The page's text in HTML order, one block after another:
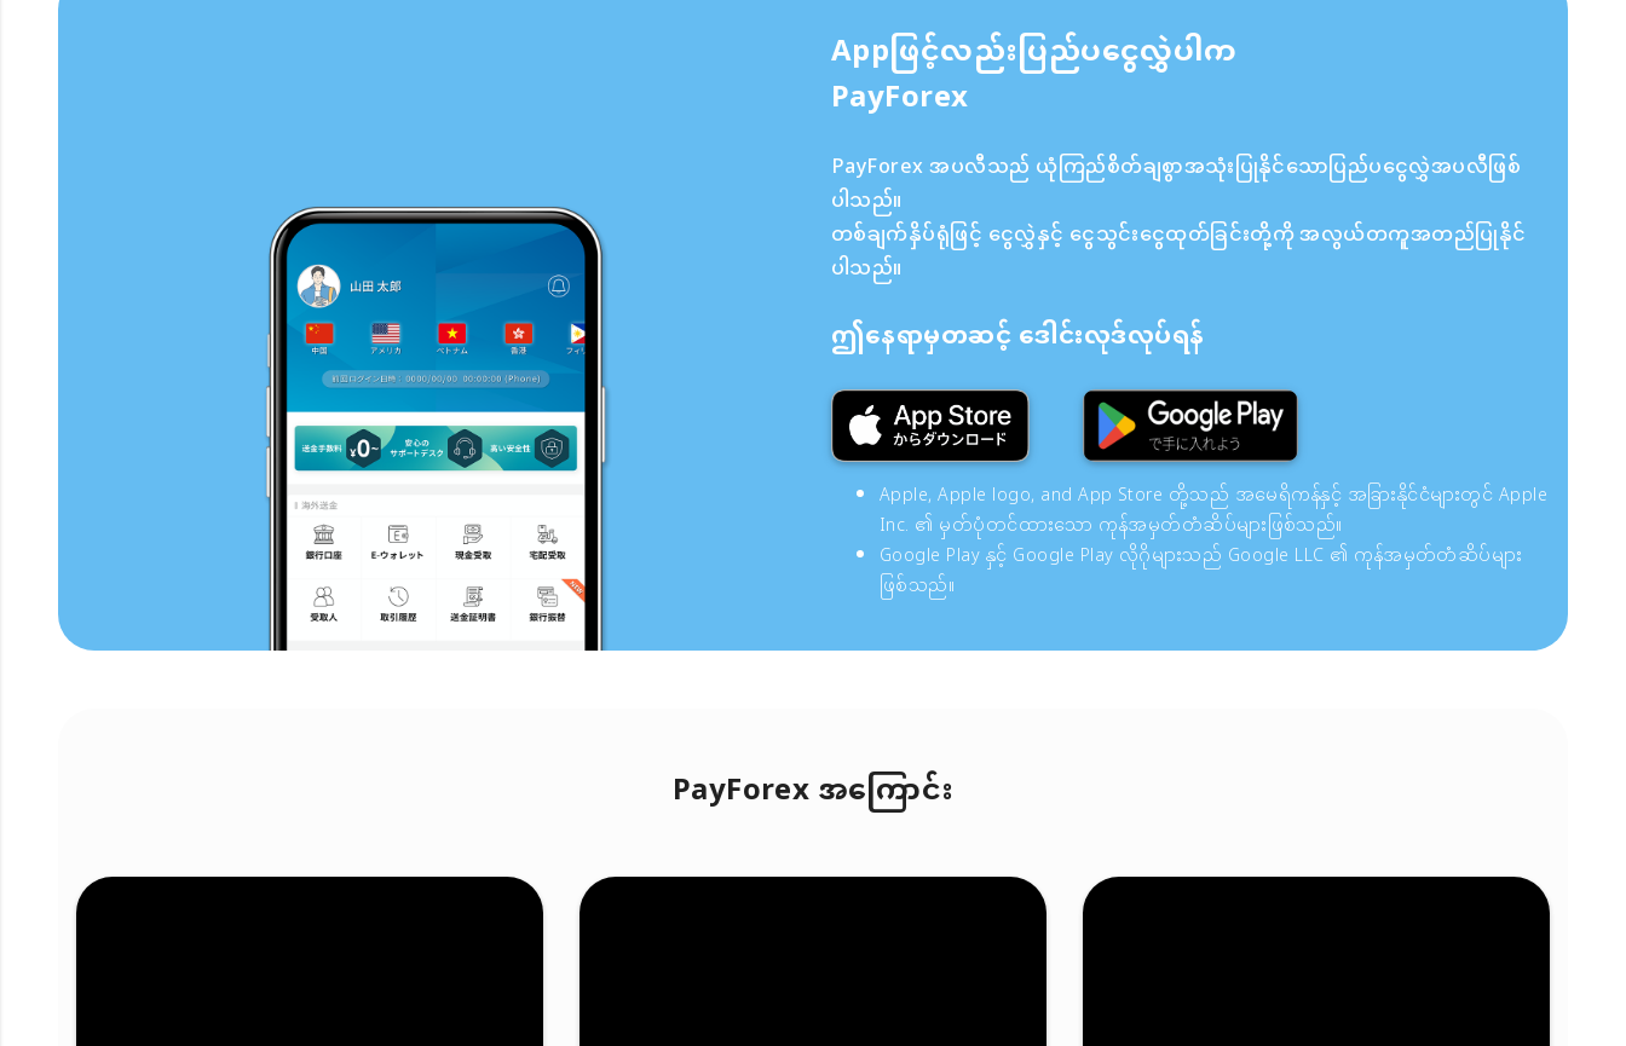
Appဖြင့်လည်းပြည်ပငွေလွှဲပါက
PayForex
PayForex အပလီသည် ယုံကြည်စိတ်ချစွာအသုံးပြုနိုင်သောပြည်ပငွေလွှဲအပလီဖြစ်
ပါသည်။
တစ်ချက်နှိပ်ရုံဖြင့် ငွေလွှဲနှင့် ငွေသွင်းငွေထုတ်ခြင်းတို့ကို အလွယ်တကူအတည်ပြုနိုင်
ပါသည်။
ဤနေရာမှတဆင့် ဒေါင်းလုဒ်လုပ်ရန်
Apple, Apple logo, and App Store တို့သည် အမေရိကန်နှင့် အခြားနိုင်ငံများတွင် Apple
Inc. ၏ မှတ်ပုံတင်ထားသော ကုန်အမှတ်တံဆိပ်များဖြစ်သည်။
Google Play နှင့် Google Play လိုဂိုများသည် Google LLC ၏ ကုန်အမှတ်တံဆိပ်များ
ဖြစ်သည်။
PayForex အကြောင်း